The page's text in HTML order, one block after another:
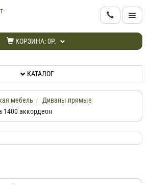
КОРЗИНА:0Р.
КАТАЛОГ
мебель
Диваны прямые
1400 аккордеон